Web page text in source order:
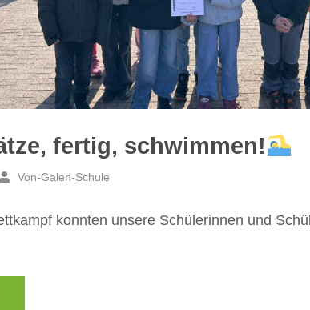
fertig, schwimmen!
Von-Galen-Schule
konnten unsere Schülerinnen und